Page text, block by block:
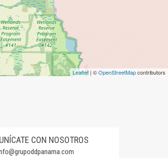
Leaflet| ©OpenStreetMapcontributors
CON NOSOTROS